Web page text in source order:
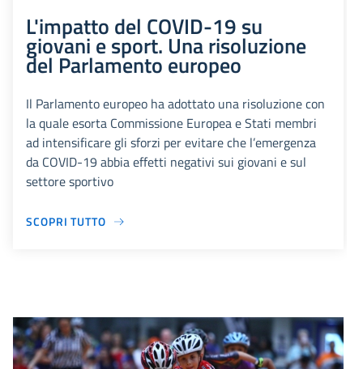
L'impatto del COVID-19 su
giovani e sport. Una risoluzione
del Parlamento europeo
Il Parlamento europeo ha adottato una risoluzione con
la quale esorta Commissione Europea e Stati membri
ad intensificare gli sforzi per evitare che l’emergenza
da COVID-19 abbia effetti negativi sui giovani e sul
settore sportivo
SCOPRI TUTTO